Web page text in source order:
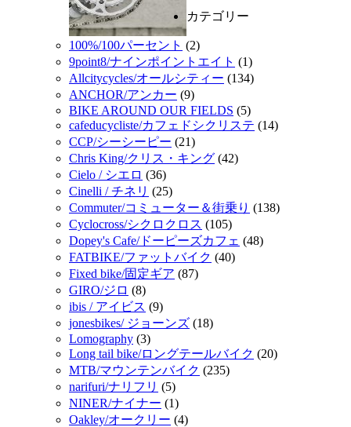
カテゴリー
100%/100パーセント (2)
9point8/ナインポイントエイト (1)
Allcitycycles/オールシティー (134)
ANCHOR/アンカー (9)
BIKE AROUND OUR FIELDS (5)
cafeducycliste/カフェドシクリステ (14)
CCP/シーシーピー (21)
Chris King/クリス・キング (42)
Cielo / シエロ (36)
Cinelli / チネリ (25)
Commuter/コミューター＆街乗り (138)
Cyclocross/シクロクロス (105)
Dopey's Cafe/ドーピーズカフェ (48)
FATBIKE/ファットバイク (40)
Fixed bike/固定ギア (87)
GIRO/ジロ (8)
ibis / アイビス (9)
jonesbikes/ ジョーンズ (18)
Lomography (3)
Long tail bike/ロングテールバイク (20)
MTB/マウンテンバイク (235)
narifuri/ナリフリ (5)
NINER/ナイナー (1)
Oakley/オークリー (4)